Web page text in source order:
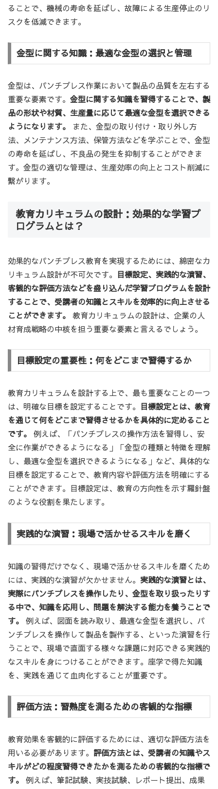
ることで、機械の寿命を延ばし、故障による生産停止のリ
スクを低減できます。
金型に関する知識：最適な金型の選択と管理
金型は、パンチプレス作業において製品の品質を左右する
重要な要素です。 金型に関する知識を習得することで、製
品の形状や材質、生産量に応じて最適な金型を選択できる
ようになります。
また、金型の取り付け・取り外し方
法、メンテナンス方法、保管方法などを学ぶことで、金型
の寿命を延ばし、不良品の発生を抑制することができま
す。金型の適切な管理は、生産効率の向上とコスト削減に
繋がります。
教育カリキュラムの設計：効果的な学習プ
ログラムとは？
効果的なパンチプレス教育を実現するためには、綿密なカ
リキュラム設計が不可欠です。 目標設定、実践的な演習、
客観的な評価方法などを盛り込んだ学習プログラムを設計
することで、受講者の知識とスキルを効率的に向上させる
ことができます。
教育カリキュラムの設計は、企業の人
材育成戦略の中核を担う重要な要素と言えるでしょう。
目標設定の重要性：何をどこまで習得するか
教育カリキュラムを設計する上で、最も重要なことの一つ
は、明確な目標を設定することです。 目標設定とは、教育
を通じて何をどこまで習得させるかを具体的に定めること
です。
例えば、「パンチプレスの操作方法を習得し、安
全に作業ができるようになる」「金型の種類と特徴を理解
し、最適な金型を選択できるようになる」など、具体的な
目標を設定することで、教育内容や評価方法を明確にする
ことができます。目標設定は、教育の方向性を示す羅針盤
のような役割を果たします。
実践的な演習：現場で活かせるスキルを磨く
知識の習得だけでなく、現場で活かせるスキルを磨くため
には、実践的な演習が欠かせません。 実践的な演習とは、
実際にパンチプレスを操作したり、金型を取り扱ったりす
る中で、知識を応用し、問題を解決する能力を養うことで
す。
例えば、図面を読み取り、最適な金型を選択し、パ
ンチプレスを操作して製品を製作する、といった演習を行
うことで、現場で直面する様々な課題に対応できる実践的
なスキルを身につけることができます。座学で得た知識
を、実践を通じて血肉化することが重要です。
評価方法：習熟度を測るための客観的な指標
教育効果を客観的に評価するためには、適切な評価方法を
用いる必要があります。 評価方法とは、受講者の知識やス
キルがどの程度習得できたかを測るための客観的な指標で
す。
例えば、筆記試験、実技試験、レポート提出、成果